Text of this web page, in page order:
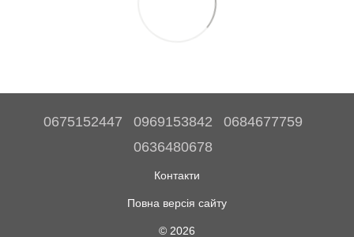
0675152447 0969153842
0684677759
0636480678
Контакти
Повна версія сайту
© 2026